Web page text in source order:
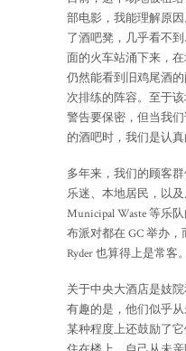
部电影，我能理解原
了酒吧凳，几乎看不
面的火车站涌下来，
仍然能看到旧鸡尾酒
次排练的阵容。至于
警告要保密，但当我
的酒吧时，我们是认真
多年来，我们的顾客
乐迷、本地居民，以及
Municipal Waste 等乐
布派对都在 GC 举办，
Ryder 也算得上是常客。
关于中央大酒店是妓
有趣的是，他们似乎
某种程度上还鼓励了